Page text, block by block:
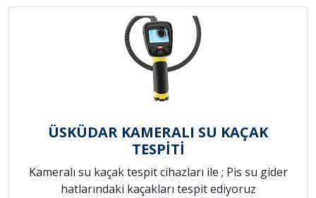
ÜSKÜDAR KAMERALI SU KAÇAK
TESPİTİ
Kameralı su kaçak tespit cihazları ile ; Pis su gider
hatlarındaki kaçakları tespit ediyoruz